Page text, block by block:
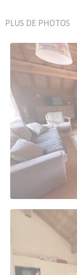
PLUS DE PHOTOS